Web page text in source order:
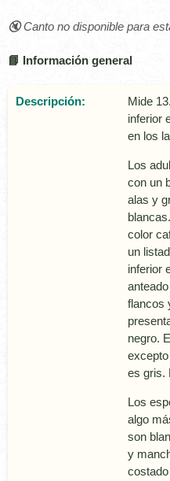
🔇 Canto no disponible para
📘 Información general
Descripción:
Mide
inferior
en los
Los
con un
alas y
color
un
inferior
flancos
negro.
es gris.
Los
algo
son
y